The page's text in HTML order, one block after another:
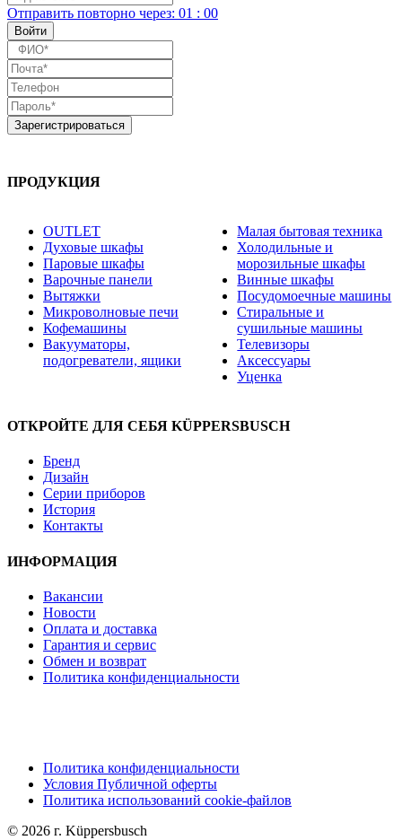
Отправить повторно через: 01 : 00
ПРОДУКЦИЯ
OUTLET
Духовые шкафы
Паровые шкафы
Варочные панели
Вытяжки
Микроволновые печи
Кофемашины
Вакууматоры,
подогреватели, ящики
Малая бытовая техника
Холодильные и
морозильные шкафы
Винные шкафы
Посудомоечные машины
Стиральные и
сушильные машины
Телевизоры
Аксессуары
Уценка
ОТКРОЙТЕ ДЛЯ СЕБЯ KÜPPERSBUSCH
Бренд
Дизайн
Серии приборов
История
Контакты
ИНФОРМАЦИЯ
Вакансии
Новости
Оплата и доставка
Гарантия и сервис
Обмен и возврат
Политика конфиденциальности
Политика конфиденциальности
Условия Публичной оферты
Политика использований cookie-файлов
© 2026 г. Küppersbusch